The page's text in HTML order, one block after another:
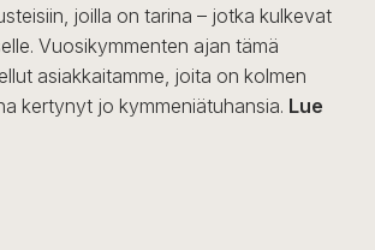
joilla on tarina – jotka kulkevat
Vuosikymmenten ajan tämä
asiakkaitamme, joita on kolmen
kertynyt jo kymmeniätuhansia. Lue